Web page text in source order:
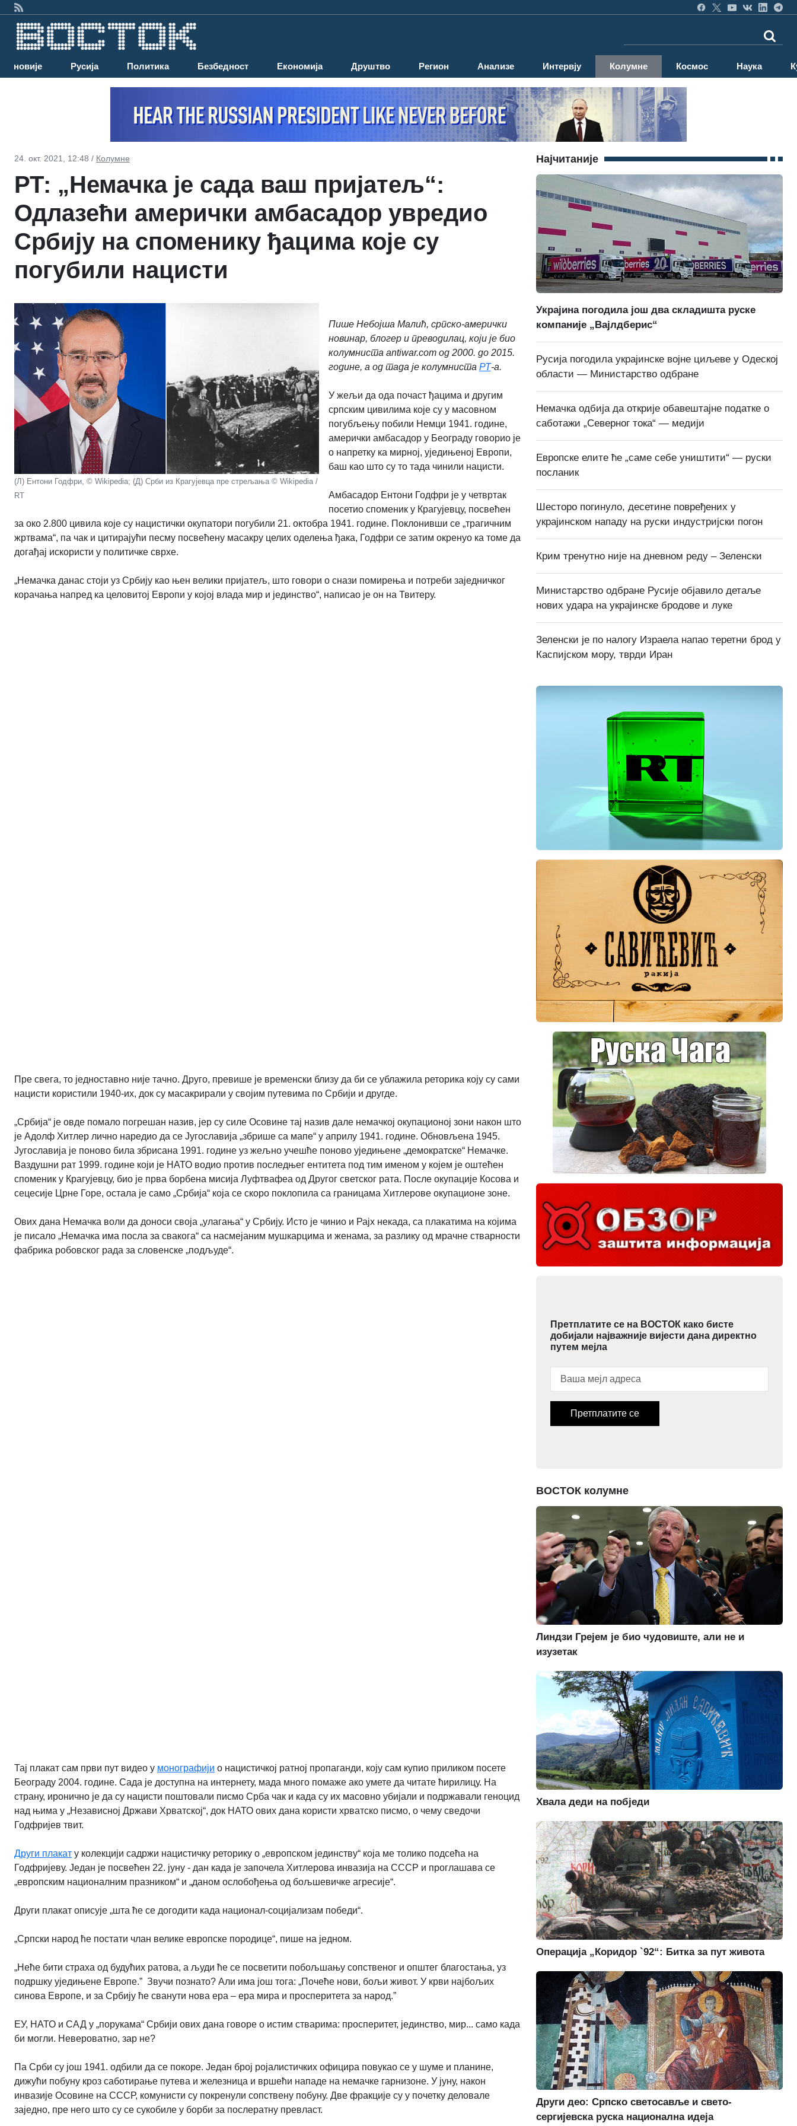
Најновије Русија Политика Безбедност Економија Друштво Регион Анализе Интервју Колумне Космос Наука
24. окт. 2021, 12:48 / Колумне
РТ: „Немачка је сада ваш пријатељ“:
Одлазећи амерички амбасадор увредио
Србију на споменику ђацима које су
погубили нацисти
(Л) Ентони Годфри, © Wikipedia; (Д) Срби из Крагујевца пре стрељања © Wikipedia /
RT
Пише Небојша Малић, српско-амерички
новинар, блогер и преводилац, који је био
колумниста antiwar.com од 2000. до 2015.
године, а од тада је колумниста РТ-а.
У жељи да ода почаст ђацима и другим
српским цивилима које су у масовном
погубљењу побили Немци 1941. године,
амерички амбасадор у Београду говорио је
о напретку ка мирној, уједињеној Европи,
баш као што су то тада чинили нацисти.
Амбасадор Ентони Годфри је у четвртак
посетио споменик у Крагујевцу, посвећен
за око 2.800 цивила које су нацистички окупатори погубили 21. октобра 1941. године. Поклонивши се „трагичним
жртвама“, па чак и цитирајући песму посвећену масакру целих оделења ђака, Годфри се затим окренуо ка томе да
догађај искористи у политичке сврхе.
„Немачка данас стоји уз Србију као њен велики пријатељ, што говори о снази помирења и потреби заједничког
корачања напред ка целовитој Европи у којој влада мир и јединство“, написао је он на Твитеру.
Пре свега, то једноставно није тачно. Друго, превише је временски близу да би се ублажила реторика коју су сами
нацисти користили 1940-их, док су масакрирали у својим путевима по Србији и другде.
„Србија“ је овде помало погрешан назив, јер су силе Осовине тај назив дале немачкој окупационој зони након што
је Адолф Хитлер лично наредио да се Југославија „збрише са мапе“ у априлу 1941. године. Обновљена 1945.
Југославија је поново била збрисана 1991. године уз жељно учешће поново уједињене „демократске“ Немачке.
Ваздушни рат 1999. године који је НАТО водио против последњег ентитета под тим именом у којем је оштећен
споменик у Крагујевцу, био је прва борбена мисија Луфтвафеа од Другог светског рата. После окупације Косова и
сецесије Црне Горе, остала је само „Србија“ која се скоро поклопила са границама Хитлерове окупационе зоне.
Ових дана Немачка воли да доноси своја „улагања“ у Србију. Исто је чинио и Рајх некада, са плакатима на којима
је писало „Немачка има посла за свакога“ са насмејаним мушкарцима и женама, за разлику од мрачне стварности
фабрика робовског рада за словенске „подљуде“.
Тај плакат сам први пут видео у монографији о нацистичкој ратној пропаганди, коју сам купио приликом посете
Београду 2004. године. Сада је доступна на интернету, мада много помаже ако умете да читате ћирилицу. На
страну, иронично је да су нацисти поштовали писмо Срба чак и када су их масовно убијали и подржавали геноцид
над њима у „Независној Држави Хрватској“, док НАТО ових дана користи хрватско писмо, о чему сведочи
Годфријев твит.
Други плакат у колекцији садржи нацистичку реторику о „европском јединству“ која ме толико подсећа на
Годфријеву. Један је посвећен 22. јуну - дан када је започела Хитлерова инвазија на СССР и проглашава се
„европским националним празником“ и „даном ослобођења од бољшевичке агресије“.
Други плакат описује „шта ће се догодити када национал-социјализам победи“.
„Српски народ ће постати члан велике европске породице“, пише на једном.
„Неће бити страха од будућих ратова, а људи ће се посветити побољшању сопственог и општег благостања, уз
подршку уједињене Европе.” Звучи познато? Али има још тога: „Почеће нови, бољи живот. У крви најбољих
синова Европе, и за Србију ће сванути нова ера – ера мира и просперитета за народ.”
ЕУ, НАТО и САД у „порукама“ Србији ових дана говоре о истим стварима: просперитет, јединство, мир... само када
би могли. Невероватно, зар не?
Па Срби су још 1941. одбили да се покоре. Један број ројалистичких официра повукао се у шуме и планине,
дижући побуну кроз саботирање путева и железница и вршећи нападе на немачке гарнизоне. У јуну, након
инвазије Осовине на СССР, комунисти су покренули сопствену побуну. Две фракције су у почетку деловале
заједно, пре него што су се сукобиле у борби за послератну превласт.
Најчитаније
Украјина погодила још два складишта руске
компаније „Вајлдберис“
Русија погодила украјинске војне циљеве у Одеској
области — Министарство одбране
Немачка одбија да открије обавештајне податке о
саботажи „Северног тока“ — медији
Европске елите ће „саме себе уништити“ — руски
посланик
Шесторо погинуло, десетине повређених у
украјинском нападу на руски индустријски погон
Крим тренутно није на дневном реду – Зеленски
Министарство одбране Русије објавило детаље
нових удара на украјинске бродове и луке
Зеленски је по налогу Израела напао теретни брод у
Каспијском мору, тврди Иран
Претплатите се на ВОСТОК како бисте
добијали најважније вијести дана директно
путем мејла
Претплатите се
ВОСТОК колумне
Линдзи Грејем је био чудовиште, али не и
изузетак
Хвала деди на побједи
Операција „Коридор `92“: Битка за пут живота
Други део: Српско светосавље и свето-
сергијевска руска национална идеја